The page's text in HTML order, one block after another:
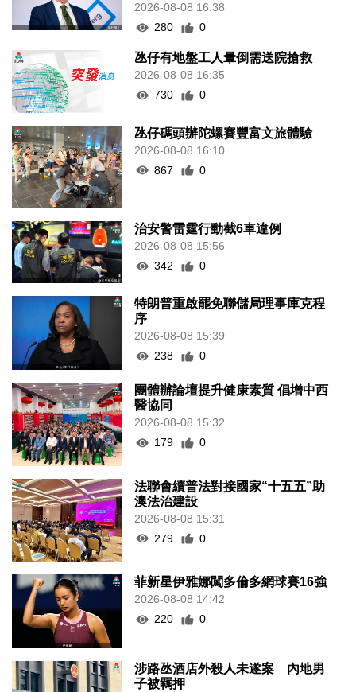
2026-08-08 16:38
280
0
氹仔有地盤工人暈倒需送院搶救
2026-08-08 16:35
730
0
氹仔碼頭辦陀螺賽豐富文旅體驗
2026-08-08 16:10
867
0
治安警雷霆行動截6車違例
2026-08-08 15:56
342
0
特朗普重啟罷免聯儲局理事庫克程
序
2026-08-08 15:39
238
0
團體辦論壇提升健康素質 倡增中西
醫協同
2026-08-08 15:32
179
0
法聯會續普法對接國家“十五五”助
澳法治建設
2026-08-08 15:31
279
0
菲新星伊雅娜闖多倫多網球賽16強
2026-08-08 14:42
220
0
涉路氹酒店外殺人未遂案 內地男
子被羈押